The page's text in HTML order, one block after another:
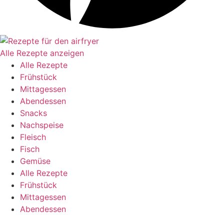
Alle Rezepte anzeigen
Alle Rezepte
Frühstück
Mittagessen
Abendessen
Snacks
Nachspeise
Fleisch
Fisch
Gemüse
Alle Rezepte
Frühstück
Mittagessen
Abendessen